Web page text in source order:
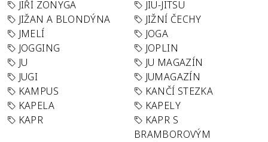
JIŘÍ ZONYGA
JIU-JITSU
JIŽAN A BLONDÝNA
JIŽNÍ ČECHY
JMELÍ
JOGA
JOGGING
JOPLIN
JU
JU MAGAZÍN
JUGI
JUMAGAZÍN
KAMPUS
KANČÍ STEZKA
KAPELA
KAPELY
KAPR
KAPR S
BRAMBOROVÝM